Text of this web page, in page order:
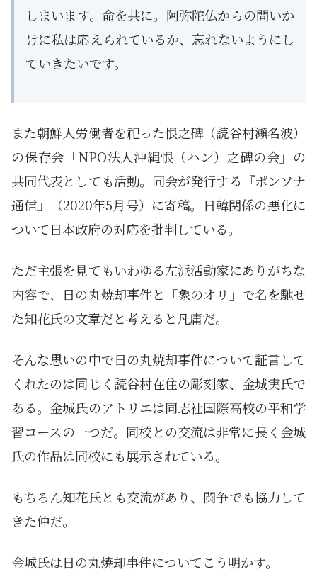
しまいます。命を共に。阿弥陀仏からの問いか
けに私は応えられているか、忘れないようにし
ていきたいです。
また朝鮮人労働者を祀った恨之碑（読谷村瀬名波）
の保存会「NPO法人沖縄恨（ハン）之碑の会」の
共同代表としても活動。同会が発行する『ポンソナ
通信』（2020年5月号）に寄稿。日韓関係の悪化に
ついて日本政府の対応を批判している。
ただ主張を見てもいわゆる左派活動家にありがちな
内容で、日の丸焼却事件と「象のオリ」で名を馳せ
た知花氏の文章だと考えると凡庸だ。
そんな思いの中で日の丸焼却事件について証言して
くれたのは同じく読谷村在住の彫刻家、金城実氏で
ある。金城氏のアトリエは同志社国際高校の平和学
習コースの一つだ。同校との交流は非常に長く金城
氏の作品は同校にも展示されている。
もちろん知花氏とも交流があり、闘争でも協力して
きた仲だ。
金城氏は日の丸焼却事件についてこう明かす。